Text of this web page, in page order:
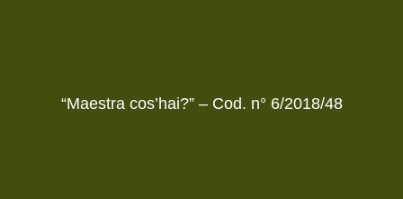
“Maestra cos’hai?” – Cod. n° 6/2018/48